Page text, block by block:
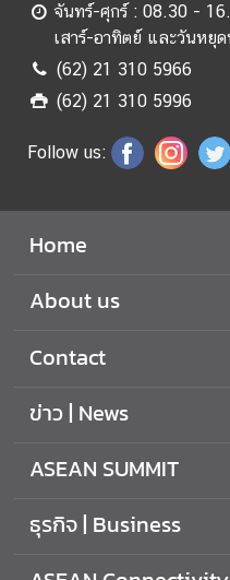
B
u
s
i
e
S
A
o
n
c
จันทร์-ศุกร์ : 08.30 -
เสาร์-อาทิตย์ และวันหยุ
(62) 21 310 5966
(62) 21 310 5996
Follow us:
Home
About us
Contact
ข่าว | News
ASEAN SUMMIT
ธุรกิจ | Business